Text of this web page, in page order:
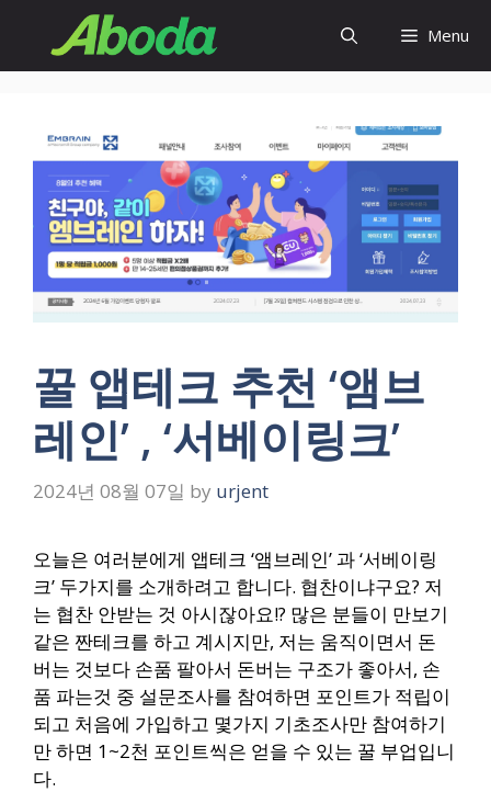
content
Menu
꿀 앱테크 추천 ‘앰브
레인’ , ‘서베이링크’
2024년 08월 07일 by urjent
오늘은 여러분에게 앱테크 ‘앰브레인’ 과 ‘서베이링
크’ 두가지를 소개하려고 합니다. 협찬이냐구요? 저
는 협찬 안받는 것 아시잖아요!? 많은 분들이 만보기
같은 짠테크를 하고 계시지만, 저는 움직이면서 돈
버는 것보다 손품 팔아서 돈버는 구조가 좋아서, 손
품 파는것 중 설문조사를 참여하면 포인트가 적립이
되고 처음에 가입하고 몇가지 기초조사만 참여하기
만 하면 1~2천 포인트씩은 얻을 수 있는 꿀 부업입니
다.